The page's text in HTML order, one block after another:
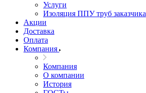
Услуги
Изоляция ППУ труб заказчика
Акции
Доставка
Оплата
Компания
Компания
О компании
История